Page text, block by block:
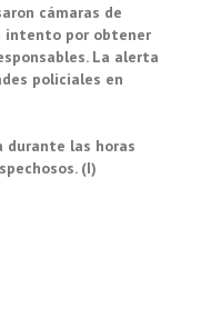
cámaras de
intento por obtener
La alerta
policiales en
durante las horas
(I)